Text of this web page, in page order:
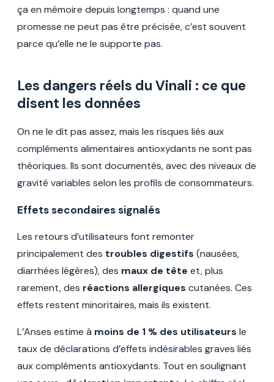
ça en mémoire depuis longtemps : quand une
promesse ne peut pas être précisée, c’est souvent
parce qu’elle ne le supporte pas.
Les dangers réels du Vinali : ce que
disent les données
On ne le dit pas assez, mais les risques liés aux
compléments alimentaires antioxydants ne sont pas
théoriques. Ils sont documentés, avec des niveaux de
gravité variables selon les profils de consommateurs.
Effets secondaires signalés
Les retours d’utilisateurs font remonter
principalement des troubles digestifs (nausées,
diarrhées légères), des maux de tête et, plus
rarement, des réactions allergiques cutanées. Ces
effets restent minoritaires, mais ils existent.
L’Anses estime à moins de 1 % des utilisateurs le
taux de déclarations d’effets indésirables graves liés
aux compléments antioxydants. Tout en soulignant